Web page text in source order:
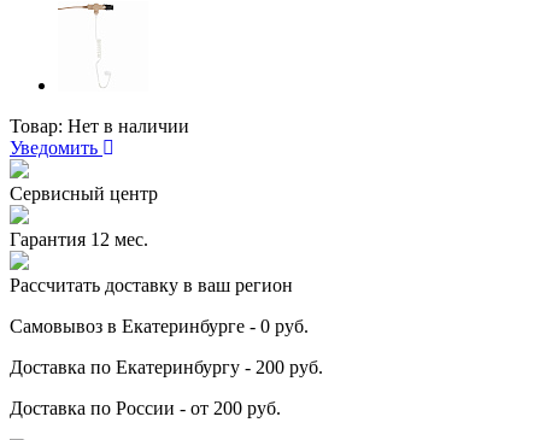
Товар: Нет в наличии
Уведомить
Сервисный центр
Гарантия 12 мес.
Рассчитать доставку в ваш регион
Самовывоз в Екатеринбурге - 0 руб.
Доставка по Екатеринбургу - 200 руб.
Доставка по России - от 200 руб.